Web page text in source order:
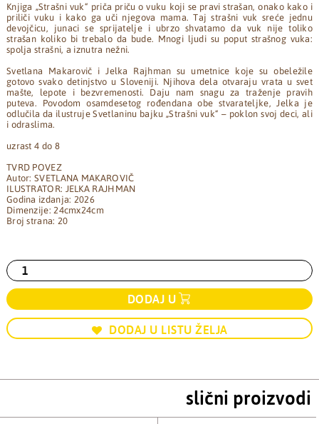
Knjiga „Strašni vuk“ priča priču o vuku koji se pravi strašan, onako kako i
priliči vuku i kako ga uči njegova mama. Taj strašni vuk sreće jednu
devojčicu, junaci se sprijatelje i ubrzo shvatamo da vuk nije toliko
strašan koliko bi trebalo da bude. Mnogi ljudi su poput strašnog vuka:
spolja strašni, a iznutra nežni.
Svetlana Makarovič i Jelka Rajhman su umetnice koje su obeležile
gotovo svako detinjstvo u Sloveniji. Njihova dela otvaraju vrata u svet
mašte, lepote i bezvremenosti. Daju nam snagu za traženje pravih
puteva. Povodom osamdesetog rođendana obe stvarateljke, Jelka je
odlučila da ilustruje Svetlaninu bajku „Strašni vuk“ – poklon svoj deci, ali
i odraslima.
uzrast 4 do 8
TVRD POVEZ
Autor: SVETLANA MAKAROVIČ
ILUSTRATOR: JELKA RAJHMAN
Godina izdanja: 2026
Dimenzije: 24cmx24cm
Broj strana: 20
DODAJ U
DODAJ U LISTU ŽELJA
slični proizvodi